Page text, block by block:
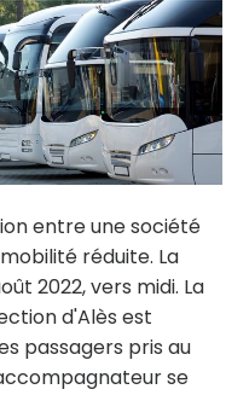
entre une société
réduite. La
2022, vers midi. La
d'Alès est
passagers pris au
se